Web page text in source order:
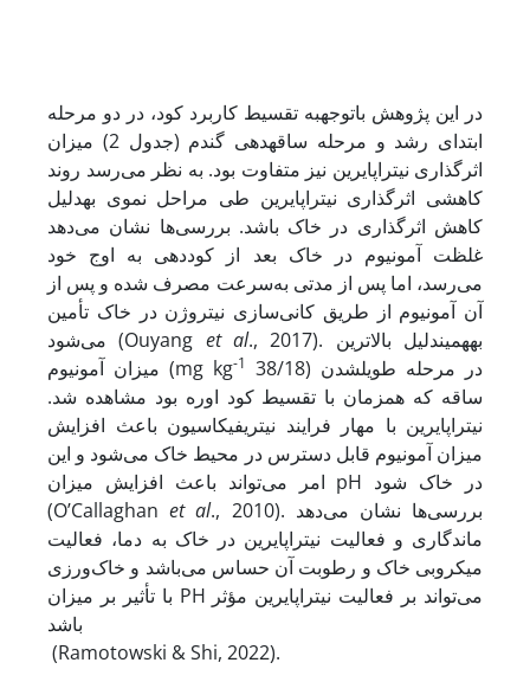
در این پژوهش با­توجه­به تقسیط کاربرد کود، در دو مرحله
ابتدای رشد و مرحله ساقه­دهی گندم (جدول 2) میزان
اثرگذاری نیتراپایرین نیز متفاوت بود. به نظر می‌رسد روند
کاهشی اثرگذاری نیتراپایرین طی مراحل نموی به­دلیل
کاهش اثرگذاری در خاک باشد. بررسی‌ها نشان می‌دهد
غلظت آمونیوم در خاک بعد از کوددهی به اوج خود
می‌رسد، اما پس از مدتی به‌سرعت مصرف شده و پس از
آن آمونیوم از طریق کانی‌سازی نیتروژن در خاک تأمین
می‌شود (Ouyang et al., 2017). به­همین­دلیل بالاترین
میزان آمونیوم (mg kg-1 38/18) در مرحله طویل­شدن
ساقه که همزمان با تقسیط کود اوره بود مشاهده شد.
نیتراپایرین با مهار فرایند نیتریفیکاسیون باعث افزایش
میزان آمونیوم قابل دسترس در محیط خاک می‌شود و این
امر می‌تواند باعث افزایش میزان pH در خاک شود
(O’Callaghanet al., 2010). بررسی‌ها نشان می‌دهد
ماندگاری و فعالیت نیتراپایرین در خاک به دما، فعالیت
میکروبی خاک و رطوبت آن حساس می‌باشد و خاک‌ورزی
با تأثیر بر میزان PH می‌تواند بر فعالیت نیتراپایرین مؤثر
باشد
(Ramotowski & Shi, 2022).